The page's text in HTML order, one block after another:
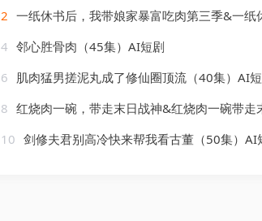
2 一纸休书后，我带娘家暴富吃肉第三季&一纸休书后我带娘家暴富吃肉第三季
4 邻心胜骨肉（45集）AI短剧
6 肌肉猛男搓泥丸成了修仙圈顶流（40集）AI
8 红烧肉一碗，带走末日战神&红烧肉一碗带走末日战神（75
10 剑修夫君别高冷快来帮我看古董（50集）AI